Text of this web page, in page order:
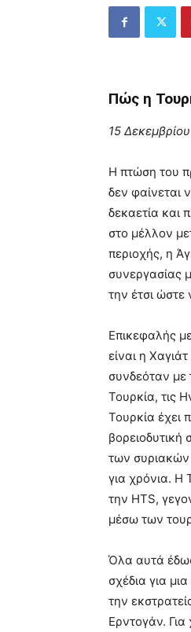
Πώς η
15
Η πτώση του
δεν φαίνεται
δεκαετία και
στο μέλλον
περιοχής, η
συνεργασίας
την έτσι
Επικεφαλής
είναι η
συνδεόταν με
Τουρκία, τις
Τουρκία έχει
βορειοδυτική
των συριακών
για χρόνια. Η
την HTS,
μέσω των
Όλα αυτά
σχέδια για
την
Ερντογάν.